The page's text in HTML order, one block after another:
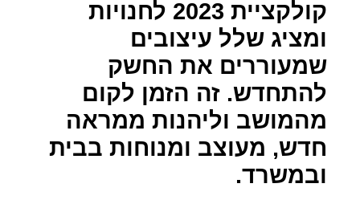
קולקציית 2023 לחנויות
ומציג שלל עיצובים
שמעוררים את החשק
להתחדש. זה הזמן לקום
מהמושב וליהנות ממראה
חדש, מעוצב ומנוחות בבית
ובמשרד.